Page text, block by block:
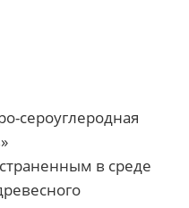
сероуглеродная
в среде